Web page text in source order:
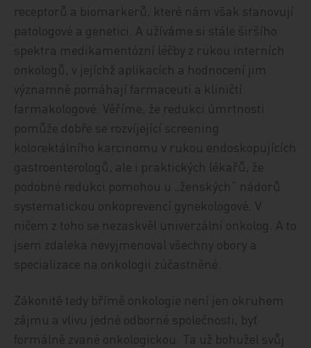
receptorů a biomarkerů, které nám však stanovují
patologové a genetici. A užíváme si stále širšího
spektra medikamentózní léčby z rukou interních
onkologů, v jejíchž aplikacích a hodnocení jim
významně pomáhají farmaceuti a kliničtí
farmakologové. Věříme, že redukci úmrtnosti
pomůže dobře se rozvíjející screening
kolorektálního karcinomu v rukou endoskopujících
gastroenterologů, ale i praktických lékařů, že
podobné redukci pomohou u „ženských“ nádorů
systematickou onkoprevencí gynekologové. V
ničem z toho se nezaskvěl univerzální onkolog. A to
jsem zdaleka nevyjmenoval všechny obory a
specializace na onkologii zúčastněné.
Zákonitě tedy břímě onkologie není jen okruhem
zájmu a vlivu jedné odborné společnosti, byť
formálně zvané onkologickou. Ta už bohužel svůj